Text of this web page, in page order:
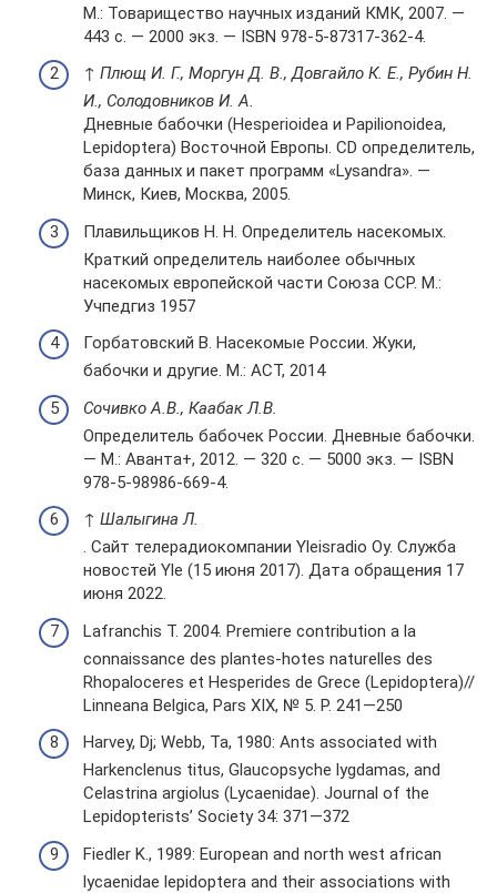
М.: Товарищество научных изданий КМК, 2007. —
443 с. — 2000 экз. — ISBN 978-5-87317-362-4.
↑ Плющ И. Г., Моргун Д. В., Довгайло К. Е., Рубин Н.
И., Солодовников И. А.
Дневные бабочки (Hesperioidea и Papilionoidea,
Lepidoptera) Восточной Европы. CD определитель,
база данных и пакет программ «Lysandra». —
Минск, Киев, Москва, 2005.
Плавильщиков Н. Н. Определитель насекомых.
Краткий определитель наиболее обычных
насекомых европейской части Союза ССР. М.:
Учпедгиз 1957
Горбатовский В. Насекомые России. Жуки,
бабочки и другие. М.: АСТ, 2014
Сочивко А.В., Каабак Л.В.
Определитель бабочек России. Дневные бабочки.
— М.: Аванта+, 2012. — 320 с. — 5000 экз. — ISBN
978-5-98986-669-4.
↑ Шалыгина Л.
. Сайт телерадиокомпании Yleisradio Oy. Служба
новостей Yle (15 июня 2017). Дата обращения 17
июня 2022.
Lafranchis T. 2004. Premiere contribution a la
connaissance des plantes-hotes naturelles des
Rhopaloceres et Hesperides de Grece (Lepidoptera)//
Linneana Belgica, Pars XIX, № 5. P. 241—250
Harvey, Dj; Webb, Ta, 1980: Ants associated with
Harkenclenus titus, Glaucopsyche lygdamas, and
Celastrina argiolus (Lycaenidae). Journal of the
Lepidopterists’ Society 34: 371—372
Fiedler K., 1989: European and north west african
lycaenidae lepidoptera and their associations with